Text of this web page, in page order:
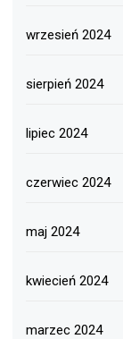
wrzesień 2024
sierpień 2024
lipiec 2024
czerwiec 2024
maj 2024
kwiecień 2024
marzec 2024